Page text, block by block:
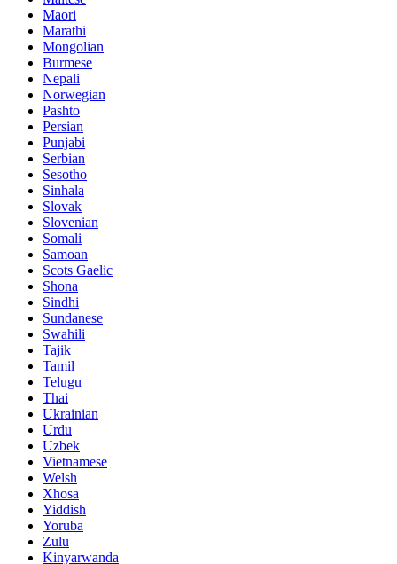
Maori
Marathi
Mongolian
Burmese
Nepali
Norwegian
Pashto
Persian
Punjabi
Serbian
Sesotho
Sinhala
Slovak
Slovenian
Somali
Samoan
Scots Gaelic
Shona
Sindhi
Sundanese
Swahili
Tajik
Tamil
Telugu
Thai
Ukrainian
Urdu
Uzbek
Vietnamese
Welsh
Xhosa
Yiddish
Yoruba
Zulu
Kinyarwanda